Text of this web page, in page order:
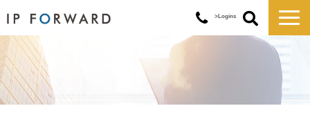
>Logins
サービス一覧
対応実績
コラム